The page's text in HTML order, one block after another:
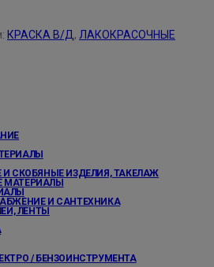
КРАСКА В/Д , ЛАКОКРАСОЧНЫЕ
СКОБЯНЫЕ ИЗДЕЛИЯ, ТАКЕЛАЖ
МАТЕРИАЛЫ
И САНТЕХНИКА
ЛЕНТЫ
/ БЕНЗОИНСТРУМЕНТА